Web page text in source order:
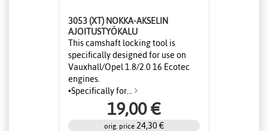
3053 (XT) NOKKA-AKSELIN
AJOITUSTYÖKALU
This camshaft locking tool is
specifically designed for use on
Vauxhall/Opel 1.8/2.0 16 Ecotec
engines.
•Specifically for...
19,00 €
orig. price 24,30 €